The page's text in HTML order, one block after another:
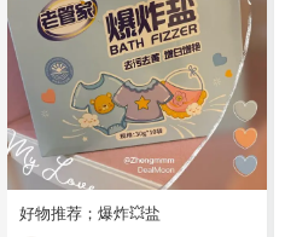
好物推荐；爆炸💥盐